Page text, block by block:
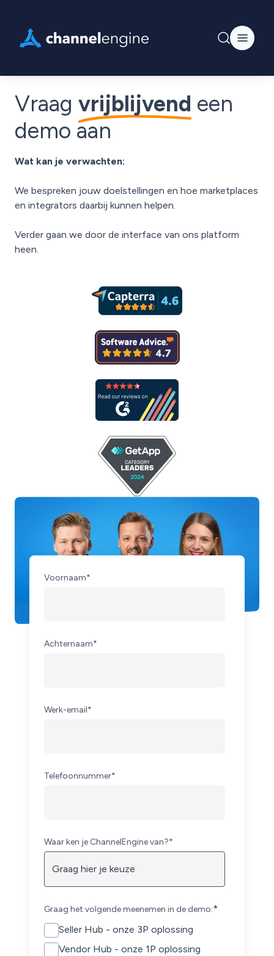
Vraag vrijblijvend een
demo aan
Wat kan je verwachten:
We bespreken jouw doelstellingen en hoe marketplaces
en integrators daarbij kunnen helpen.
Verder gaan we door de interface van ons platform
heen.
Voornaam*
Achternaam*
Werk-email*
Telefoonnummer*
Waar ken je ChannelEngine van?*
Graag het volgende meenemen in de demo:*
Seller Hub - onze 3P oplossing
Vendor Hub - onze 1P oplossing